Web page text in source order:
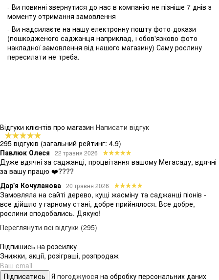
- Ви повинні звернутися до нас в компанію не пізніше 7 днів з
моменту отримання замовлення
- Ви надсилаєте на нашу електронну пошту фото-докази
(пошкодженого саджанця наприклад, і обов'язково фото
накладної замовлення від нашого магазину) Саму рослину
пересилати не треба.
Відгуки клієнтів про магазин Написати відгук
295 відгуків (загальний рейтинг: 4.9)
Павлюк Олеся
22 травня 2026
Дуже вдячні за саджанці, процвітання вашому Мегасаду, вдячні
за вашу працю ❤️????
Дар'я Кочуланова 20 травня 2026
Замовляла на сайті дерево, кущі жасміну та саджанці піонів -
все дійшло у гарному стані, добре прийнялося. Все добре,
рослини сподобались. Дякую!
Переглянути всі відгуки (295)
Підпишись на розсилку
Знижки, акції, розіграші, розпродаж
Підписатись Я погоджуюся на обробку персональних даних